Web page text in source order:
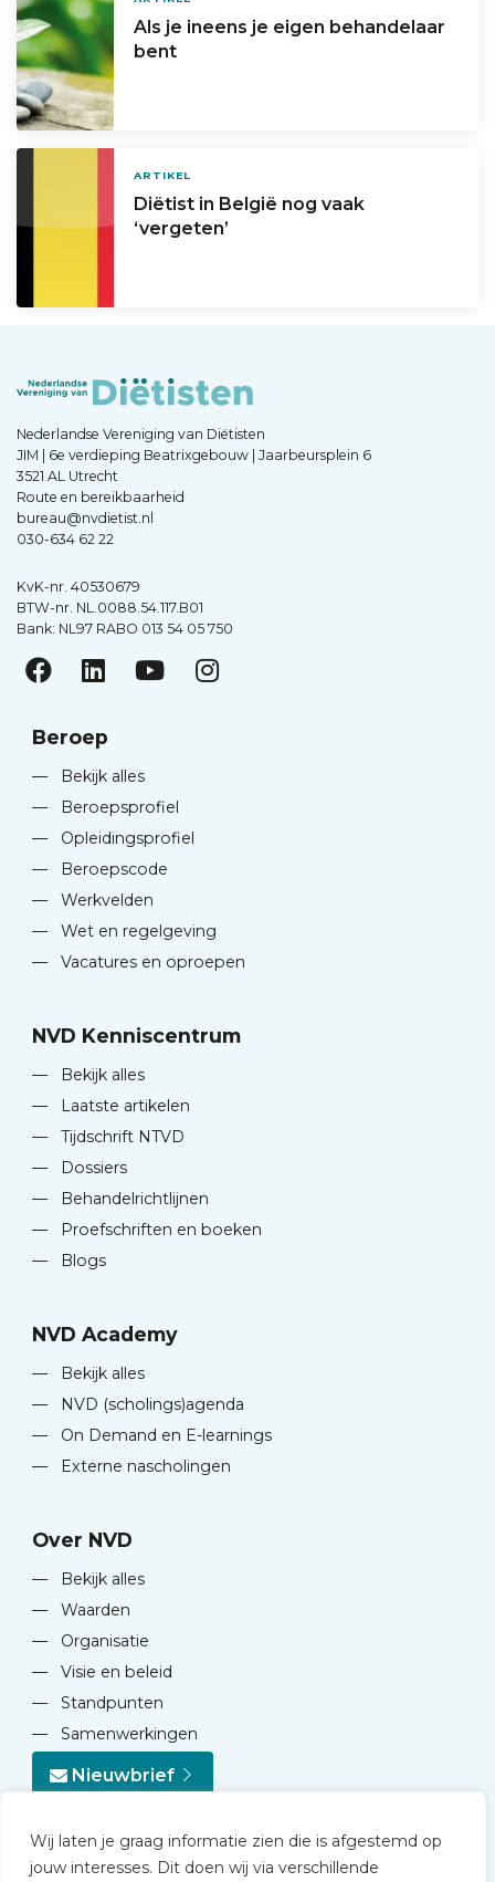
Wij laten je graag informatie zien die is afgestemd op
jouw interesses. Dit doen wij via verschillende
Als je ineens je eigen behandelaar
bent
ARTIKEL
Diëtist in België nog vaak
‘vergeten’
Nederlandse Vereniging van Diëtisten
JIM | 6e verdieping Beatrixgebouw | Jaarbeursplein 6
3521 AL Utrecht
Route en bereikbaarheid
bureau@nvdietist.nl
030-634 62 22
KvK-nr. 40530679
BTW-nr. NL.0088.54.117.B01
Bank: NL97 RABO 013 54 05 750
Beroep
—
Bekijk alles
—
Beroepsprofiel
—
Opleidingsprofiel
—
Beroepscode
—
Werkvelden
—
Wet en regelgeving
—
Vacatures en oproepen
NVD Kenniscentrum
—
Bekijk alles
—
Laatste artikelen
—
Tijdschrift NTVD
—
Dossiers
—
Behandelrichtlijnen
—
Proefschriften en boeken
—
Blogs
NVD Academy
—
Bekijk alles
—
NVD (scholings)agenda
—
On Demand en E-learnings
—
Externe nascholingen
Over NVD
—
Bekijk alles
—
Waarden
—
Organisatie
—
Visie en beleid
—
Standpunten
—
Samenwerkingen
Nieuwbrief